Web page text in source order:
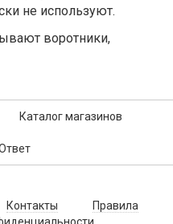
не используют.
воротники,
Каталог магазинов
Контакты
Правила